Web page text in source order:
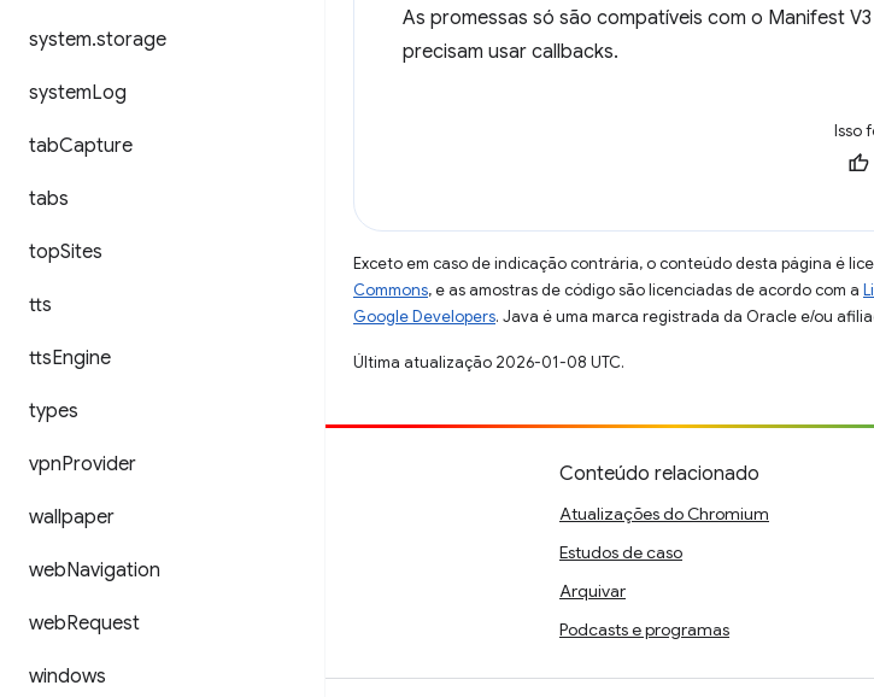
system.storage
systemLog
tabCapture
tabs
topSites
tts
ttsEngine
types
vpnProvider
wallpaper
webNavigation
webRequest
windows
As promessas só são compatíveis com o Manifest
precisam usar callbacks.
Isso
Exceto em caso de indicação contrária, o conteúdo desta página é
Commons, e as amostras de código são licenciadas de acordo com a
Google Developers. Java é uma marca registrada da Oracle e/ou
Última atualização 2026-01-08 UTC.
Contribuir
Registre um bug
Conteúdo relacionado
Atualizações do Chromium
Estudos de caso
Arquivar
Podcasts e programas